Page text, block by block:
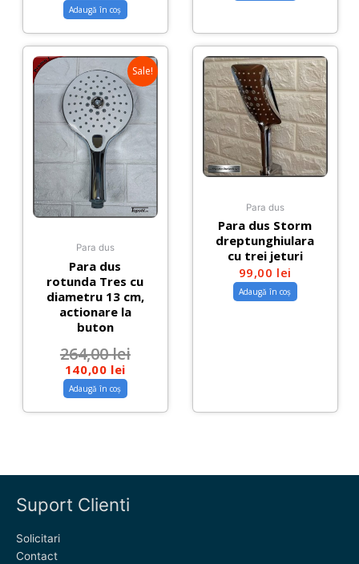
Adaugă în coș
Sale!
Para dus
Para dus
rotunda Tres cu
diametru 13 cm,
actionare la
buton
264,00lei
140,00 lei
Adaugă în coș
Para dus
Para dus Storm
dreptunghiulara
cu trei jeturi
99,00 lei
Adaugă în coș
Suport Clienti
Solicitari
Contact